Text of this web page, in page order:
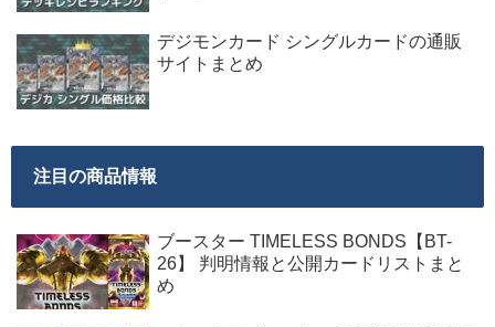
デジモンカード シングルカードの通販
サイトまとめ
注目の商品情報
ブースター TIMELESS BONDS【BT-
26】 判明情報と公開カードリストまと
め